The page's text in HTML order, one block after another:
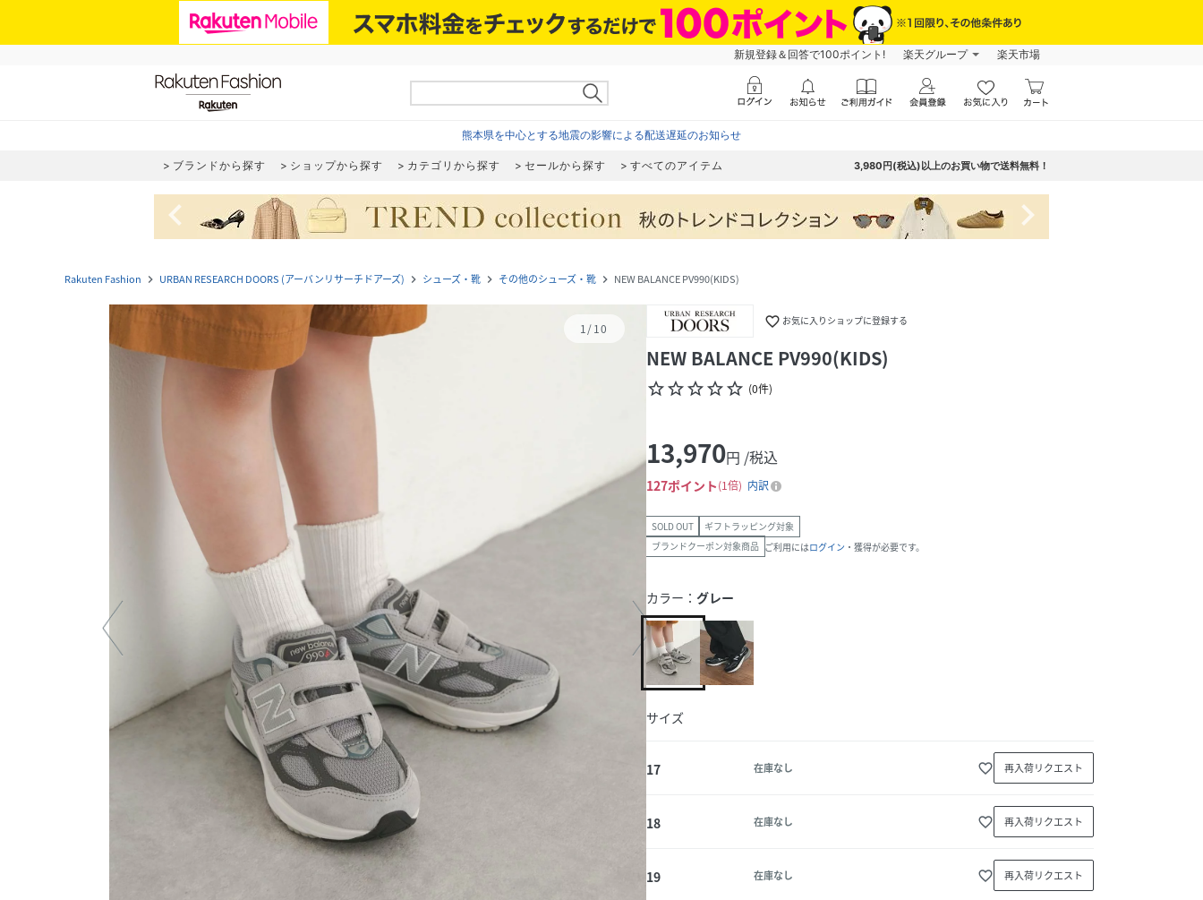
新規登録＆回答で100ポイント! 楽天グループ 楽天市場
熊本県を中心とする地震の影響による配送遅延のお知らせ
ブランドから探す ショップから探す カテゴリから探す セールから探す すべてのアイテム 3,980円(税込)以上のお買い物で送料無料！
navigate_before navigate_next
Rakuten Fashion navigate_next URBAN RESEARCH DOORS (アーバンリサーチドアーズ) navigate_next シューズ・靴 navigate_next その他のシューズ・靴 navigate_next NEW BALANCE PV990(KIDS)
1/10 favorite_border お気に入りショップに登録する
NEW BALANCE PV990(KIDS)
star_borderstar_borderstar_borderstar_borderstar_border (0件)
13,970円 /税込
127ポイント 1倍 内訳
SOLD OUT
ギフトラッピング対象
ブランドクーポン対象商品 ご利用にはログイン ・獲得が必要です。
カラー： グレー
サイズ
17 在庫なし favorite_border 再入荷リクエスト
18 在庫なし favorite_border 再入荷リクエスト
19 在庫なし favorite_border 再入荷リクエスト